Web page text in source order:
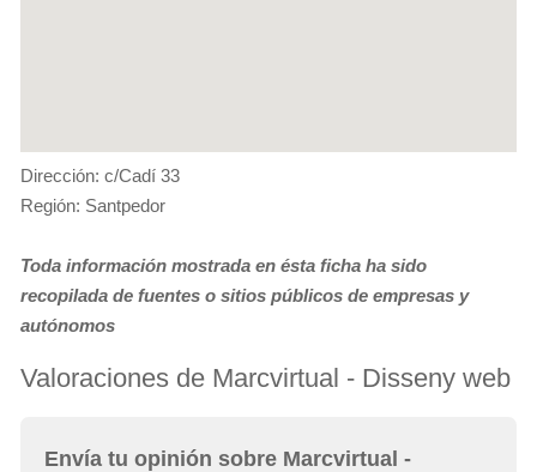
Dirección: c/Cadí 33
Región: Santpedor
Toda información mostrada en ésta ficha ha sido
recopilada de fuentes o sitios públicos de empresas y
autónomos
Valoraciones de Marcvirtual - Disseny web
Envía tu opinión sobre Marcvirtual -